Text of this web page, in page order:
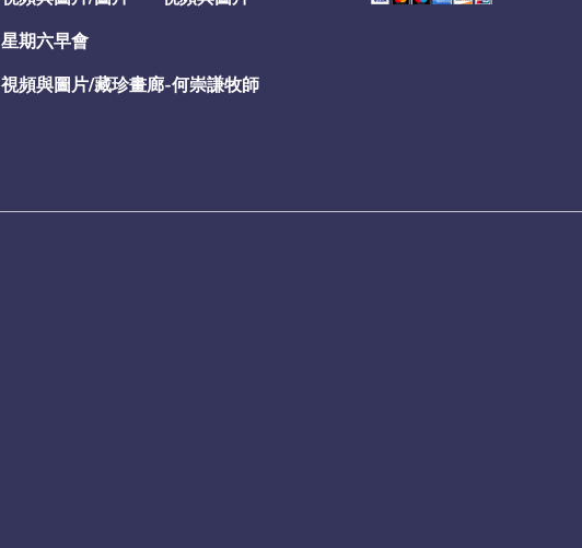
星期六早會
視頻與圖片/藏珍畫廊-何崇謙牧師